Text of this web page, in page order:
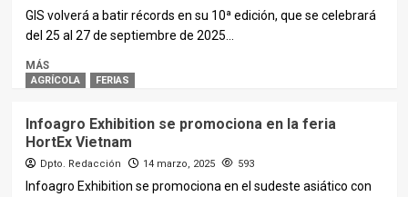
GIS volverá a batir récords en su 10ª edición, que se celebrará
del 25 al 27 de septiembre de 2025...
MÁS
AGRÍCOLA FERIAS
Infoagro Exhibition se promociona en la feria
HortEx Vietnam
Dpto. Redacción 14 marzo, 2025 593
Infoagro Exhibition se promociona en el sudeste asiático con